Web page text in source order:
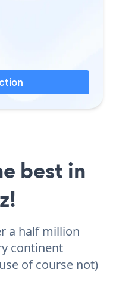
best in
a half million
continent
of course not)